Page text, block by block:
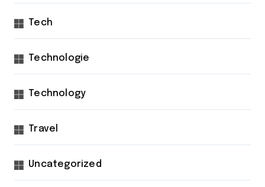
Tech
Technologie
Technology
Travel
Uncategorized